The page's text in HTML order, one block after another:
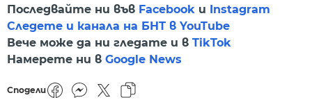
Последвайте ни във Facebook и Instagram
Следете и канала на БНТ в YouTube
Вече може да ни гледате и в TikTok
Намерете ни в Google News
Сподели